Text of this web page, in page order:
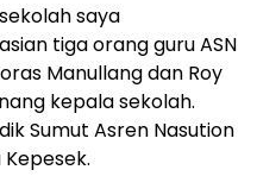
saya
tiga orang guru ASN
Manullang dan Roy
kepala sekolah.
Sumut Asren Nasution
Kepesek.